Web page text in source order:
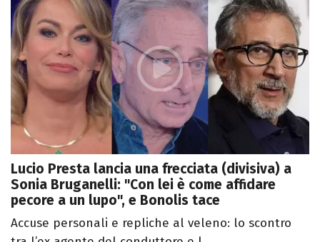
Lucio Presta lancia una frecciata (divisiva) a
Sonia Bruganelli: "Con lei è come affidare
pecore a un lupo", e Bonolis tace
Accuse personali e repliche al veleno: lo scontro